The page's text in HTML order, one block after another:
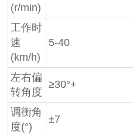
(r/min)
工作时
速
(km/h)
5-40
左右偏
转角度
≥30°+
调衡角
度(°)
±7